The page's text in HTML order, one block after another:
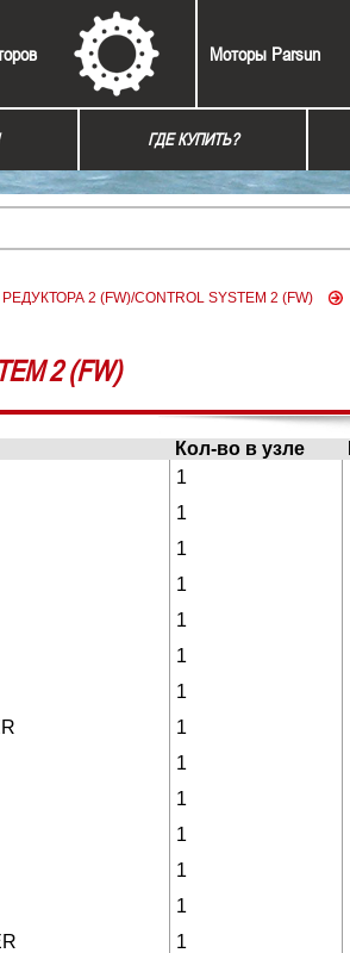
Моторы Parsun
ГДЕ КУПИТЬ?
2 (FW)/CONTROL SYSTEM 2 (FW)
2 (FW)
Кол-во в узле
1
1
1
1
1
1
1
1
1
1
1
1
1
1